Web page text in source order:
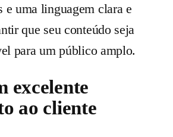
e uma linguagem clara e
que seu conteúdo seja
para um público amplo.
excelente
ao cliente